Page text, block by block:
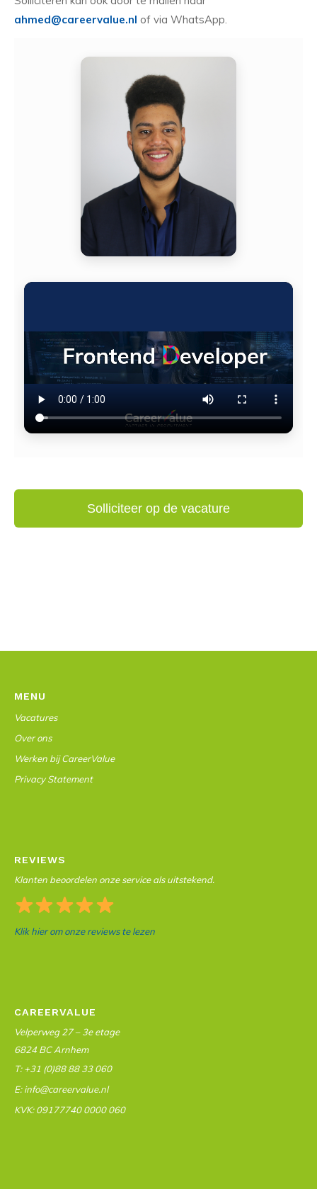
ahmed@careervalue.nl of via WhatsApp.
MENU
Vacatures
Over ons
Werken bij CareerValue
Privacy Statement
REVIEWS
Klanten beoordelen onze service als uitstekend.
Klik hier om onze reviews te lezen
CAREERVALUE
Velperweg 27 – 3e etage
6824 BC Arnhem
T: +31 (0)88 88 33 060
E: info@careervalue.nl
KVK: 09177740 0000 060